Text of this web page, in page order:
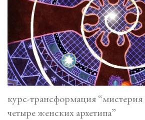
курс-трансформация “мистерия
четыре женских архетипа”